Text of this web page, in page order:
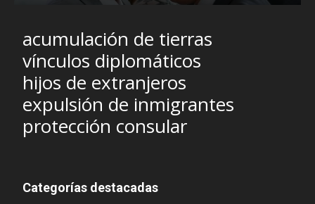
acumulación de tierras
vínculos diplomáticos
hijos de extranjeros
expulsión de inmigrantes
protección consular
Categorías destacadas